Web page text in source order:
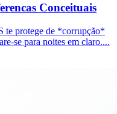
Conceituais
te protege de *corrupção*
se para noites em claro....